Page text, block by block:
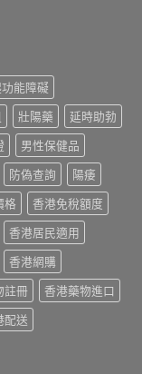
能障礙
壯陽藥
延時助勃
男性保健品
防偽查詢
陽痿
格
香港免稅額度
香港居民適用
香港網購
註冊
香港藥物進口
配送